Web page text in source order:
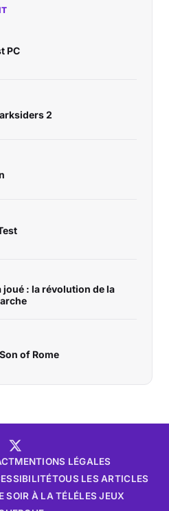
PC
2
joué : la révolution de la
of Rome
MENTIONS LÉGALES
TOUS LES ARTICLES
SOIR À LA TÉLÉLES JEUX